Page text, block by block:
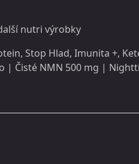
nutri výrobky
, Stop Hlad, Imunita +,
| Čisté NMN 500 mg |